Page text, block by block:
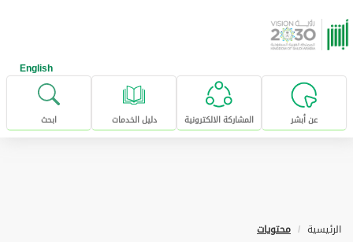
تخطى للإنتقال إلى المحتوى الرئيسي
English
عن أبشر المشاركة الالكترونية دليل الخدمات ابحث
الرئيسية محتويات